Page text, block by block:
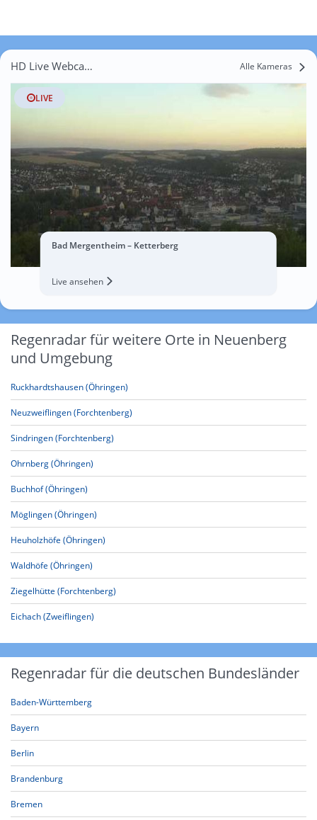
HD Live Webcams Neuenberg Alle Kameras
LIVE
Bad Mergentheim – Ketterberg
Live ansehen
Regenradar für weitere Orte in Neuenberg
und Umgebung
Ruckhardtshausen (Öhringen)
Neuzweiflingen (Forchtenberg)
Sindringen (Forchtenberg)
Ohrnberg (Öhringen)
Buchhof (Öhringen)
Möglingen (Öhringen)
Heuholzhöfe (Öhringen)
Waldhöfe (Öhringen)
Ziegelhütte (Forchtenberg)
Eichach (Zweiflingen)
Regenradar für die deutschen Bundesländer
Baden-Württemberg
Bayern
Berlin
Brandenburg
Bremen